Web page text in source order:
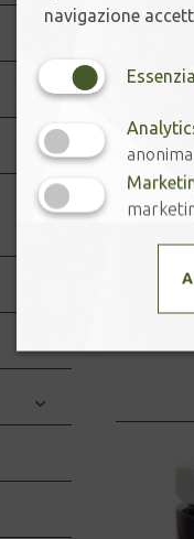
navigazione
anonima